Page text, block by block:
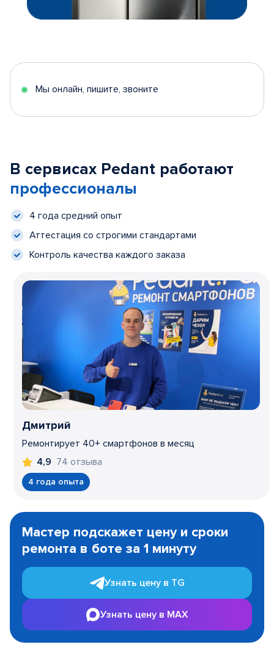
Мы онлайн, пишите, звоните
В сервисах Pedant работают
профессионалы
4 года средний опыт
Аттестация со строгими стандартами
Контроль качества каждого заказа
Дмитрий
Ремонтирует 40+ смартфонов в месяц
4,9 74 отзыва
4 года опыта
1
Мастер подскажет цену и сроки
ремонта в боте за 1 минуту
Узнать цену в TG
Узнать цену в MAX